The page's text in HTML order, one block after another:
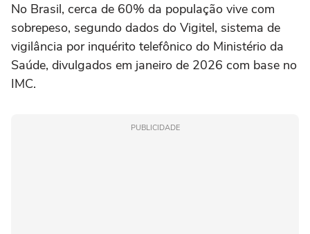
No Brasil, cerca de 60% da população vive com
sobrepeso, segundo dados do Vigitel, sistema de
vigilância por inquérito telefônico do Ministério da
Saúde, divulgados em janeiro de 2026 com base no
IMC.
PUBLICIDADE